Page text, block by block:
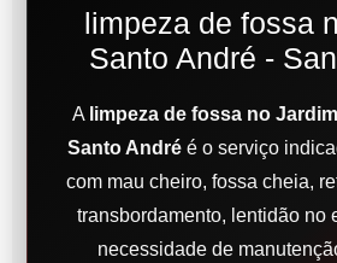
limpeza de fossa
Santo André -
A limpeza de fossa no
Santo André é o serviço
com mau cheiro, fossa cheia,
transbordamento, lentidão no
necessidade de